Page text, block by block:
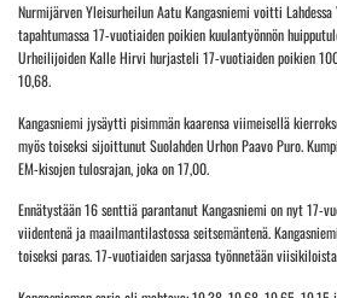
Nurmijärven Yleisurheilun Aatu Kangasniemi voitti
tapahtumassa 17-vuotiaiden poikien kuulantyönnön
Urheilijoiden Kalle Hirvi hurjasteli 17-vuotiaiden poikien
10,68.
Kangasniemi jysäytti pisimmän kaarensa viimeisellä
myös toiseksi sijoittunut Suolahden Urhon Paavo Puro.
EM-kisojen tulosrajan, joka on 17,00.
Ennätystään 16 senttiä parantanut Kangasniemi on nyt 17-
viidentenä ja maailmantilastossa seitsemäntenä.
toiseksi paras. 17-vuotiaiden sarjassa työnnetään